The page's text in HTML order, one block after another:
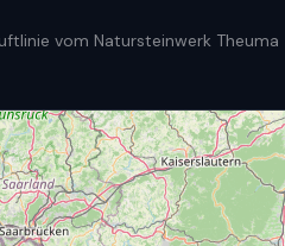
vom Natursteinwerk Theuma